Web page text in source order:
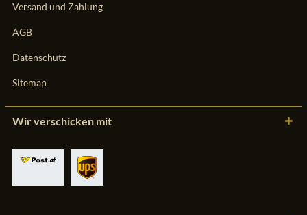
Versand und Zahlung
AGB
Datenschutz
Sitemap
Wir verschicken mit